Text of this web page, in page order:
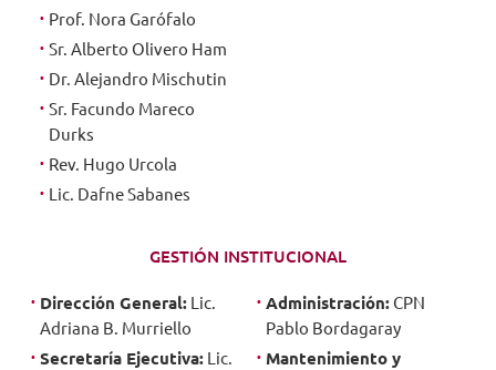
Prof. Nora Garófalo
Sr. Alberto Olivero Ham
Dr. Alejandro Mischutin
Sr. Facundo Mareco
Durks
Rev. Hugo Urcola
Lic. Dafne Sabanes
GESTIÓN INSTITUCIONAL
Dirección General: Lic.
Adriana B. Murriello
Secretaría Ejecutiva: Lic.
Administración:CPN
Pablo Bordagaray
Mantenimiento y